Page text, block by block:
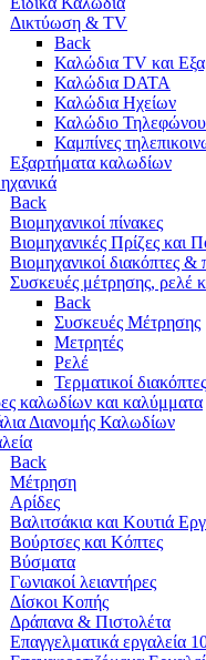
Δικτύωση & TV
Back
Καλώδια TV και
Καλώδια DATA
Καλώδια Ηχείων
Καλώδιο
Καμπίνες
Eξαρτήματα καλωδίων
Back
Βιομηχανικοί πίνακες
Βιομηχανικές Πρίζες και
Βιομηχανικοί διακόπτες &
Συσκευές μέτρησης, ρελέ
Back
Συσκευές Μέτρησης
Μετρητές
Ρελέ
Τερματικοί διακόπτες
καλωδίων και καλύμματα
Διανομής Καλωδίων
Back
Μέτρηση
Αρίδες
Βαλιτσάκια και Κουτιά
Βούρτσες και Κόπτες
Βύσματα
Γωνιακοί λειαντήρες
Δίσκοι Κοπής
Δράπανα & Πιστολέτα
Επαγγελματικά εργαλεία